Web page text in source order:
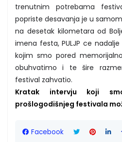
trenutnim potrebama
popriste desavanja je u
na desetak kilometara od
imena festa, PULJP ce nadalje
kojim smo pored
obuhvatimo i te šire
festival zahvatio.
Kratak intervju koji
prošlogodišnjeg festivala
Facebook